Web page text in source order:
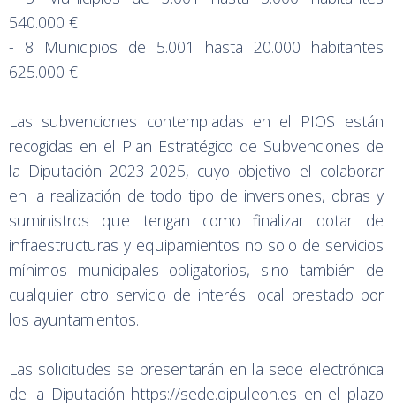
540.000 €
- 8 Municipios de 5.001 hasta 20.000 habitantes
625.000 €
Las subvenciones contempladas en el PIOS están
recogidas en el Plan Estratégico de Subvenciones de
la Diputación 2023-2025, cuyo objetivo el colaborar
en la realización de todo tipo de inversiones, obras y
suministros que tengan como finalizar dotar de
infraestructuras y equipamientos no solo de servicios
mínimos municipales obligatorios, sino también de
cualquier otro servicio de interés local prestado por
los ayuntamientos.
Las solicitudes se presentarán en la sede electrónica
de la Diputación https://sede.dipuleon.es en el plazo